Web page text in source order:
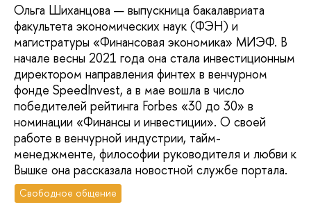
Ольга Шиханцова — выпускница бакалавриата
факультета экономических наук (ФЭН) и
магистратуры «Финансовая экономика» МИЭФ. В
начале весны 2021 года она стала инвестиционным
директором направления финтех в венчурном
фонде SpeedInvest, а в мае вошла в число
победителей рейтинга Forbes «30 до 30» в
номинации «Финансы и инвестиции». О своей
работе в венчурной индустрии, тайм-
менеджменте, философии руководителя и любви к
Вышке она рассказала новостной службе портала.
Свободное общение